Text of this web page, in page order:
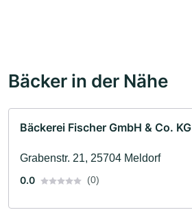
Bäcker in der Nähe
Bäckerei Fischer GmbH & Co. KG
Grabenstr. 21, 25704 Meldorf
0.0
(0)